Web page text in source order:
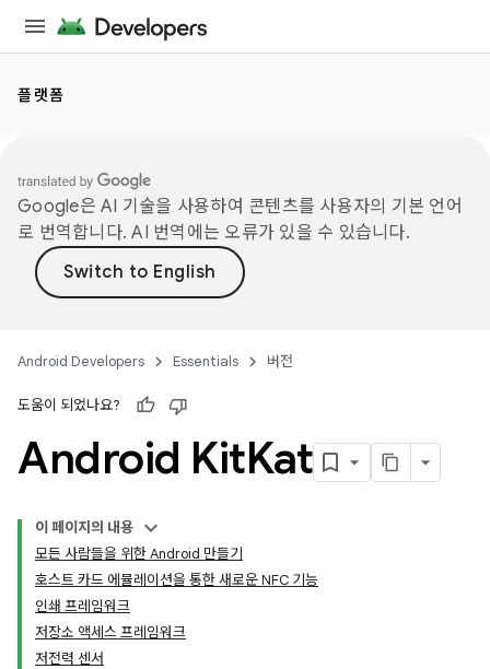
플랫폼
Google은 AI 기술을 사용하여 콘텐츠를 사용자의 기본 언어
로 번역합니다. AI 번역에는 오류가 있을 수 있습니다.
Android Developers Essentials 버전
도움이 되었나요?
Android KitKat
이 페이지의 내용
모든 사람들을 위한 Android 만들기
호스트 카드 에뮬레이션을 통한 새로운 NFC 기능
인쇄 프레임워크
저장소 액세스 프레임워크
저전력 센서